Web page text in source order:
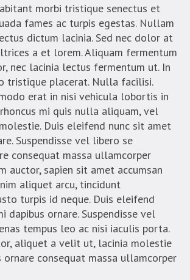
morbi tristique senectus et
fames ac turpis egestas. Nullam
dictum lacinia. Sed nec dolor at
a et lorem. Aliquam fermentum
nec lacinia lectus fermentum ut. In
tristique placerat. Nulla facilisi.
erat in nisi vehicula lobortis in
mi quis nulla aliquam, vel
Duis eleifend nunc sit amet
Suspendisse vel libero se
consequat massa ullamcorper
auctor, sapien sit amet accumsan
aliquet arcu, tincidunt
turpis id neque. Duis eleifend
dapibus ornare. Suspendisse vel
tempus leo ac nisi iaculis porta.
aliquet a velit ut, lacinia molestie
ornare consequat massa ullamcorper